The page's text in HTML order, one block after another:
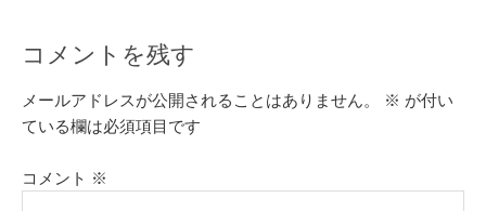
コメントを残す
メールアドレスが公開されることはありません。 ※ が付い
ている欄は必須項目です
コメント ※